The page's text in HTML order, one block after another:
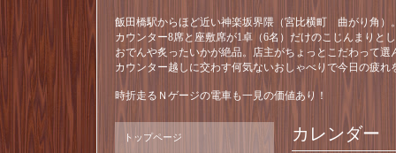
飯田橋駅からほど近い神楽坂界隈（宮比横町 曲がり角）
カウンター8席と座敷席が1卓（6名）だけのこじんまりと
おでんや炙ったいかが絶品。店主がちょっとこだわって
カウンター越しに交わす何気ないおしゃべりで今日の疲れ
時折走るＮゲージの電車も一見の価値あり！
カレンダー
トップページ